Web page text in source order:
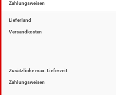
Zahlungsweisen
Lieferland
Versandkosten
Zusätzliche max. Lieferzeit
Zahlungsweisen